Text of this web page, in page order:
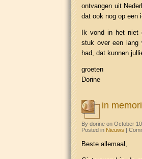
ontvangen uit
dat ook nog op een
Ik vond in het niet
stuk over een lang
had, dat kunnen
groeten
Dorine
in
By dorine on October
Posted in Nieuws |
Beste allemaal,